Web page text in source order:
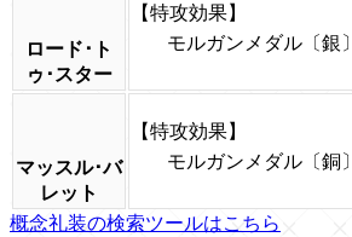
ロード･ト
ゥ･スター
【特攻効果】
モルガンメダル〔銀〕
マッスル･バ
レット
【特攻効果】
モルガンメダル〔銅〕
概念礼装の検索ツールはこちら